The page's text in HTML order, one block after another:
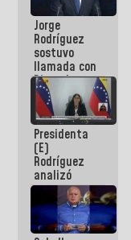
a servidores
públicos
Jorge
Rodríguez
sostuvo
llamada con
Dinorah
Figuera y
acuerdan
primer
encuentro
presencial
para el
diálogo
Presidenta
(E)
Rodríguez
analizó
junto a
gobernadores
planes de
recuperación